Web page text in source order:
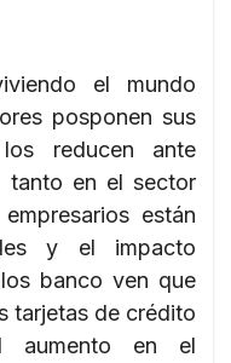
el mundo
posponen sus
reducen ante
tanto en el sector
están
y el impacto
banco ven que
tarjetas de crédito
aumento en el